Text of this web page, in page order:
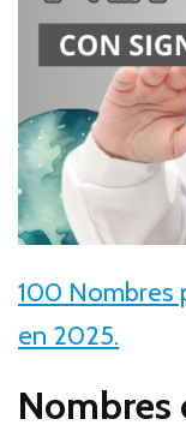
100 Nombres
en 2025.
Nombres